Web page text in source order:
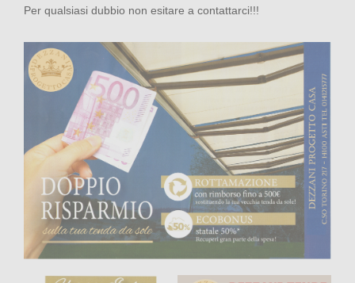
Per qualsiasi dubbio non esitare a contattarci!!!